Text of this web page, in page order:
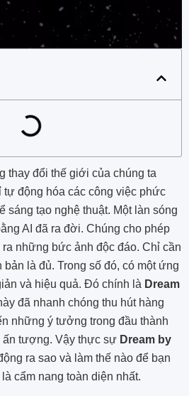
thay đổi thế giới của chúng ta
tự động hóa các công việc phức
sáng tạo nghệ thuật. Một làn sóng
AI đã ra đời. Chúng cho phép
ra những bức ảnh độc đáo. Chỉ cần
là đủ. Trong số đó, có một ứng
và hiệu quả. Đó chính là Dream
đã nhanh chóng thu hút hàng
những ý tưởng trong đầu thành
ấn tượng. Vậy thực sự Dream by
ra sao và làm thế nào để bạn
cẩm nang toàn diện nhất.